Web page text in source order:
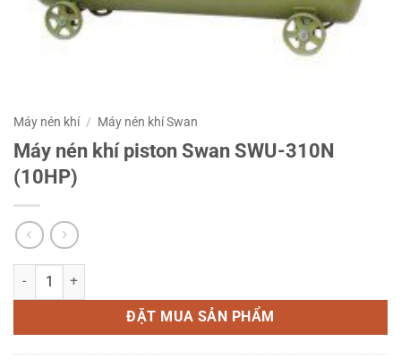
Máy nén khí / Máy nén khí Swan
Máy nén khí piston Swan SWU-310N
(10HP)
Máy nén khí piston Swan SWU-310N (10HP) số lượng
ĐẶT MUA SẢN PHẨM